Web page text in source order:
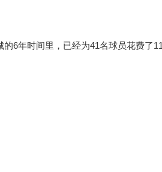
6年时间里，已经为41名球员花费了